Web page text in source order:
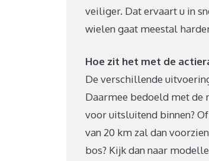
veiliger. Dat ervaart u in
wielen gaat meestal
Hoe zit het met de
De verschillende
Daarmee bedoeld met de
voor uitsluitend binnen?
van 20 km zal dan
bos? Kijk dan naar